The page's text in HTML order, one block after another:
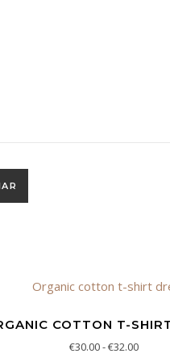
COTTON T-
€30.00-€32.00